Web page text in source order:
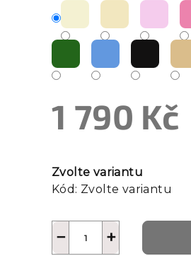
1 790 Kč
cena:
Zvolte variantu
Kód: Zvolte variantu
+
−